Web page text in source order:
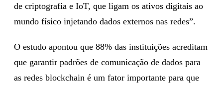
de criptografia e IoT, que ligam os ativos digitais ao
mundo físico injetando dados externos nas redes”.
O estudo apontou que 88% das instituições acreditam
que garantir padrões de comunicação de dados para
as redes blockchain é um fator importante para que